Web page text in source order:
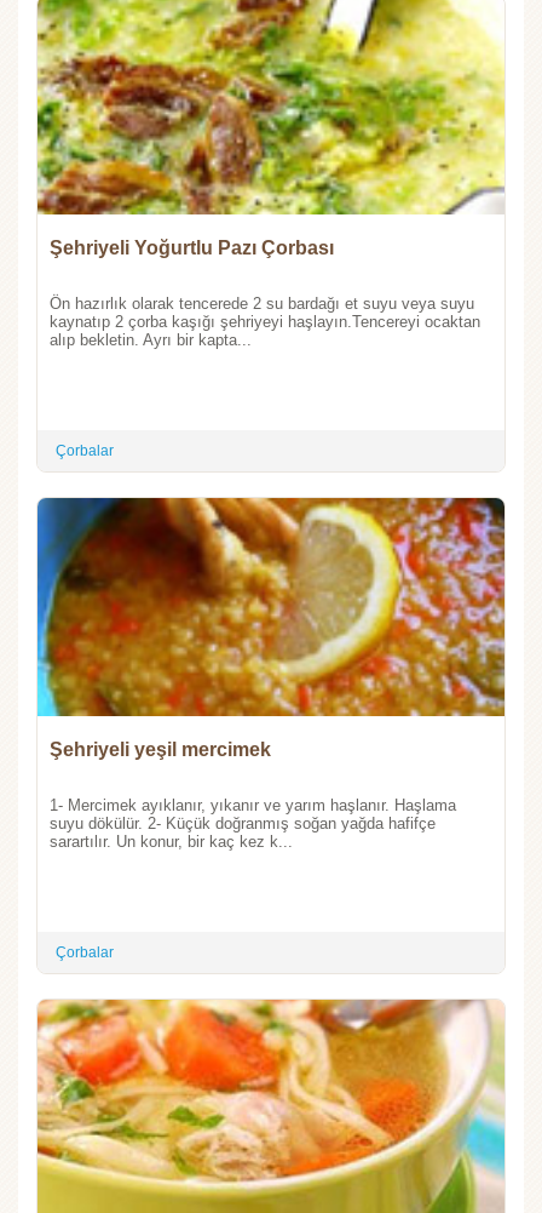
Şehriyeli Yoğurtlu Pazı Çorbası
Ön hazırlık olarak tencerede 2 su bardağı et suyu veya suyu
kaynatıp 2 çorba kaşığı şehriyeyi haşlayın.Tencereyi ocaktan
alıp bekletin. Ayrı bir kapta...
Çorbalar
Şehriyeli yeşil mercimek
1- Mercimek ayıklanır, yıkanır ve yarım haşlanır. Haşlama
suyu dökülür. 2- Küçük doğranmış soğan yağda hafifçe
sarartılır. Un konur, bir kaç kez k...
Çorbalar